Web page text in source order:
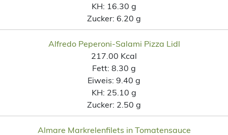
KH: 16.30 g
Zucker: 6.20 g
Alfredo Peperoni-Salami Pizza Lidl
217.00 Kcal
Fett: 8.30 g
Eiweis: 9.40 g
KH: 25.10 g
Zucker: 2.50 g
Almare Markrelenfilets in Tomatensauce